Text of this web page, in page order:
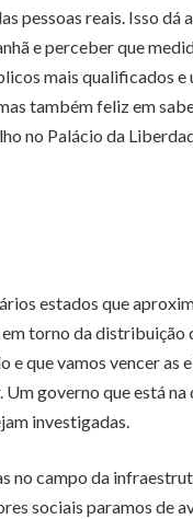
reais. Isso dá
e perceber que
mais qualificados e
também feliz em
no Palácio da
estados que
torno da distribuição
que vamos vencer as
Um governo que está
investigadas.
no campo da
sociais paramos de